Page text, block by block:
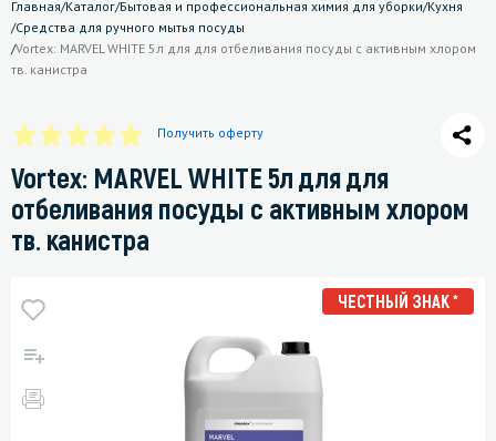
Главная/Каталог/Бытовая и профессиональная химия для уборки/Кухня
/Средства для ручного мытья посуды
/Vortex: MARVEL WHITE 5л для для отбеливания посуды с активным хлором
тв. канистра
Получить оферту
Vortex: MARVEL WHITE 5л для для
отбеливания посуды с активным хлором
тв. канистра
ЧЕСТНЫЙ ЗНАК *